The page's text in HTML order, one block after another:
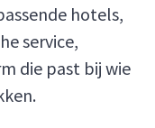
hotels,
service,
die past bij wie